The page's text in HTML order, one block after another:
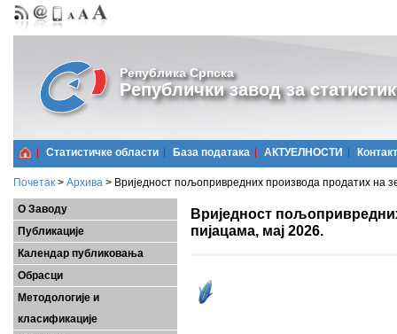
Република Српска
Републички завод за
Статистичке области Базa података АКТУЕЛНОСТИ Контакт
Почетак > Архива > Вриједност пољопривредних производа продатих на
О Заводу
Публикације
Календар публиковања
Обрасци
Методологије и
класификације
Вриједност
пијацама, мај 2026.